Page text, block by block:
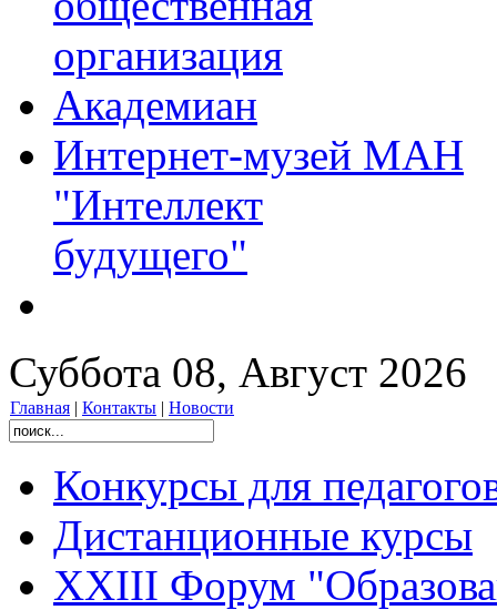
организация
Академиан
Интернет-музей МАН
"Интеллект
будущего"
Суббота 08, Август 2026
Главная | Контакты | Новости
Конкурсы для
Дистанционные курсы
XXIII Форум